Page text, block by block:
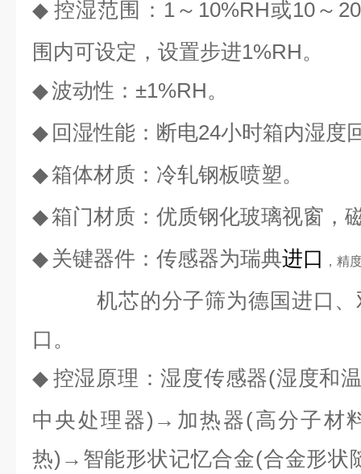
◆ 控湿范围： 1～ 10%RH或10 ～
围内可设定，设置步进1%RH。
◆波动性：±1%RH。
◆ 回湿性能：断电24小时箱内湿度
◆箱体材质：冷轧钢板喷塑。
◆箱门材质：优质钢化玻璃视窗，
◆ 关键器件：传感器为瑞典进口 ，精
机芯的分子筛为德国进口
口。
◆ 控湿原理：湿度传感器(湿度和
中央处理器) →加热器(高分子材
热) →智能形状记忆合金(合金形状